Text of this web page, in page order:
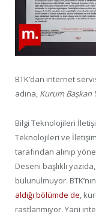
BTK’dan internet
adına, Kurum Başkan
Bilgi Teknolojileri
Teknolojileri ve
tarafından alınıp
Deseni başlıklı
bulunulmuyor.
aldığı bölümde de,
rastlanmıyor. Yani